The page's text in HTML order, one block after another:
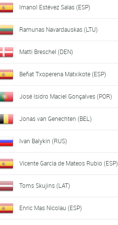
Imanol Estévez Salas (ESP)
Ramunas Navardauskas (LTU)
Matti Breschel (DEN)
Beñat Txoperena Matxikote (ESP)
José Isidro Maciel Gonçalves (POR)
Jonas van Genechten (BEL)
Ivan Balykin (RUS)
Vicente García de Mateos Rubio (ESP)
Toms Skujins (LAT)
Enric Mas Nicolau (ESP)